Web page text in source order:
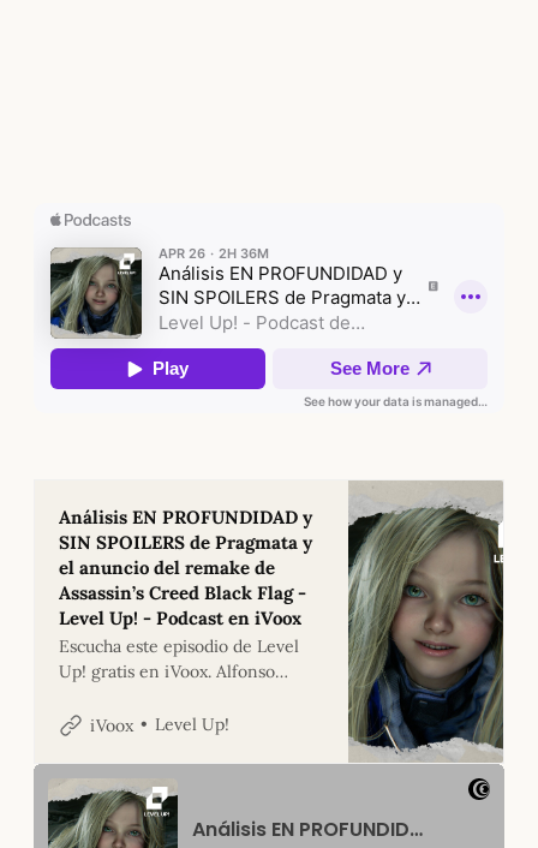
Análisis EN PROFUNDIDAD y
SIN SPOILERS de Pragmata y
el anuncio del remake de
Assassin’s Creed Black Flag -
Level Up! - Podcast en iVoox
Escucha este episodio de Level
Up! gratis en iVoox. Alfonso
nos ponemos al día. Abrimos con
el remake de…
iVoox Level Up!